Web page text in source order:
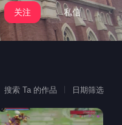
私信
关注
搜索 Ta 的作品 日期筛选